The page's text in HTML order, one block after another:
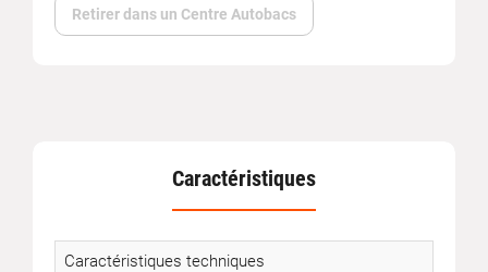
Retirer dans un Centre Autobacs
Caractéristiques
Caractéristiques techniques